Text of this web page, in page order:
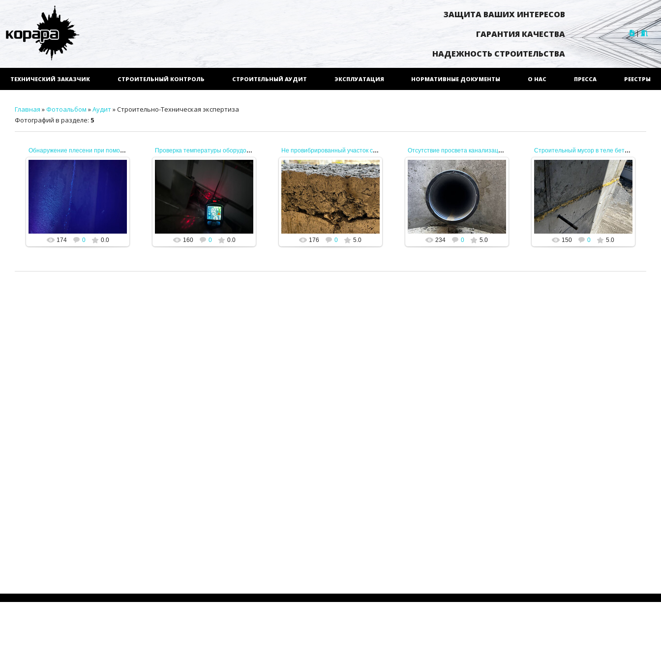
ЗАЩИТА ВАШИХ ИНТЕРЕСОВ
ГАРАНТИЯ КАЧЕСТВА
НАДЕЖНОСТЬ СТРОИТЕЛЬСТВА
|
ТЕХНИЧЕСКИЙ ЗАКАЗЧИК СТРОИТЕЛЬНЫЙ КОНТРОЛЬ СТРОИТЕЛЬНЫЙ АУДИТ ЭКСПЛУАТАЦИЯ НОРМАТИВНЫЕ ДОКУМЕНТЫ О НАС ПРЕССА РЕЕСТРЫ
Главная »Фотоальбом »Аудит» Строительно-Техническая экспертиза
Фотографий в разделе: 5
Обнаружение плесени при помощи ультрафиолета
11.09.2025
Плесень является
распространенной проблемой,
особенно в помещениях с
повышенной влажностью. Она
может вызывать аллерг...
174 0 0.0
Проверка температуры оборудования
03.09.2025
JENEK
160 0 0.0
Не провибрированный участок стены
26.08.2025
Данный участок требует
ремонта
JENEK
176 0 5.0
Отсутствие просвета канализационной трубы
26.08.2025
Согласно СП 129.13330.2019
«НАРУЖНЫЕ СЕТИ И
СООРУЖЕНИЯ
ВОДОСНАБЖЕНИЯ И
КАНАЛИЗАЦИИ» п. 6.1.5:
Предусмотренную ...
JENEK
234 0 5.0
Строительный мусор в теле бетона
26.08.2025
В данном случае в теле бетона
монтажная пена оставшаяся от
опалубки.
пена должна быть удалена
полностью.
JENEK
150 0 5.0